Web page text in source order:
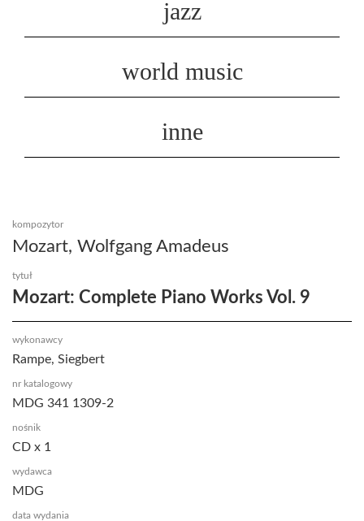
jazz
world music
inne
kompozytor
Mozart, Wolfgang Amadeus
tytuł
Mozart: Complete Piano Works Vol. 9
wykonawcy
Rampe, Siegbert
nr katalogowy
MDG 341 1309-2
nośnik
CD x 1
wydawca
MDG
data wydania